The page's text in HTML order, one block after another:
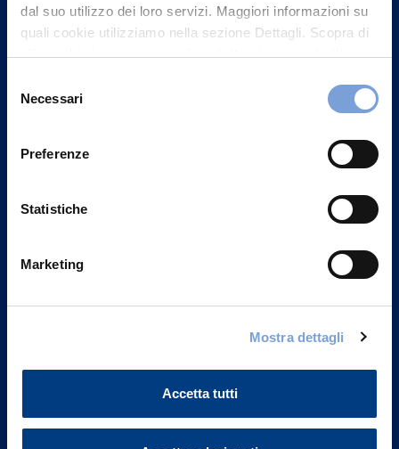
dal suo utilizzo dei loro servizi. Maggiori informazioni su
quali cookie utilizziamo nella sezione Dettagli. Scopra di
più su chi siamo, come può contattarci e come trattiamo i
può trovare nel footer del sito nella sezione "Informativa
delNecessari
Preferenze
Statistiche
Marketing
Mostra dettagli
Accetta tutti
20149 Milano
FAQ